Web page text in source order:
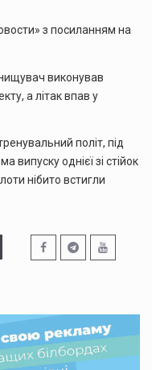
з посиланням на
виконував
а літак впав у
політ, під
випуску однієї зі стійок
нібито встигли